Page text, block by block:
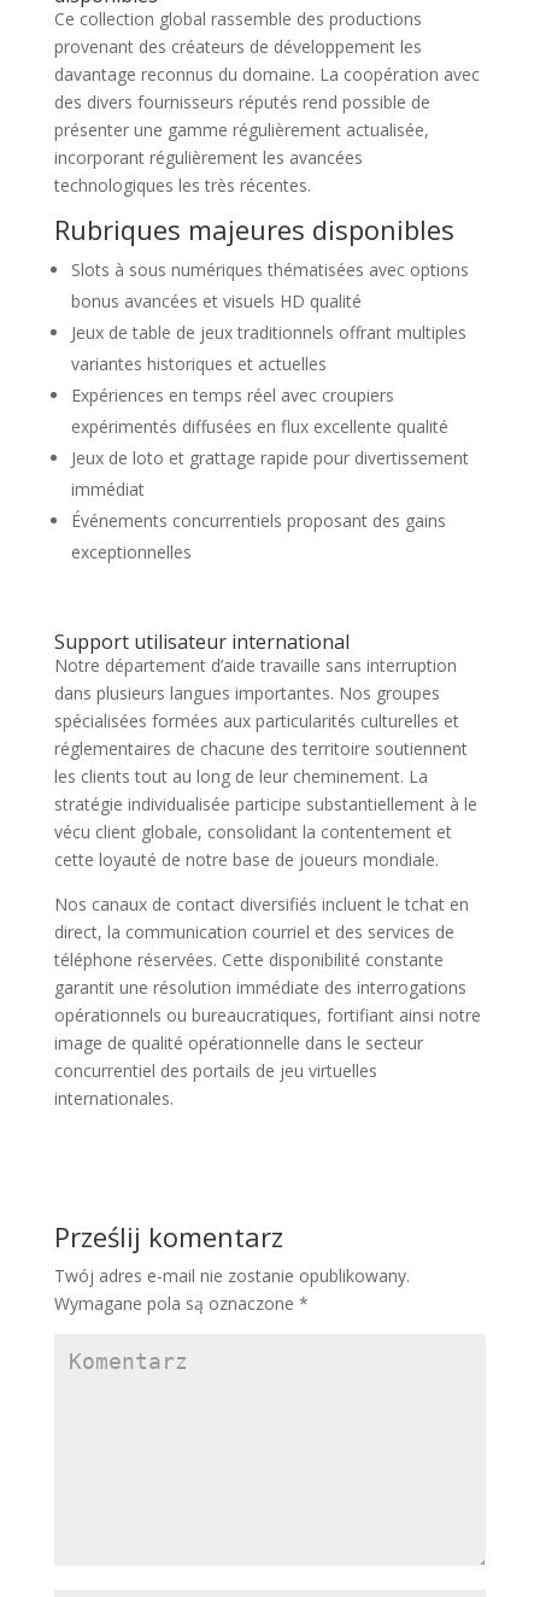
Ce collection global rassemble des productions
provenant des créateurs de développement les
davantage reconnus du domaine. La coopération avec
des divers fournisseurs réputés rend possible de
présenter une gamme régulièrement actualisée,
incorporant régulièrement les avancées
technologiques les très récentes.
Rubriques majeures disponibles
Slots à sous numériques thématisées avec options
bonus avancées et visuels HD qualité
Jeux de table de jeux traditionnels offrant multiples
variantes historiques et actuelles
Expériences en temps réel avec croupiers
expérimentés diffusées en flux excellente qualité
Jeux de loto et grattage rapide pour divertissement
immédiat
Événements concurrentiels proposant des gains
exceptionnelles
Support utilisateur international
Notre département d’aide travaille sans interruption
dans plusieurs langues importantes. Nos groupes
spécialisées formées aux particularités culturelles et
réglementaires de chacune des territoire soutiennent
les clients tout au long de leur cheminement. La
stratégie individualisée participe substantiellement à le
vécu client globale, consolidant la contentement et
cette loyauté de notre base de joueurs mondiale.
Nos canaux de contact diversifiés incluent le tchat en
direct, la communication courriel et des services de
téléphone réservées. Cette disponibilité constante
garantit une résolution immédiate des interrogations
opérationnels ou bureaucratiques, fortifiant ainsi notre
image de qualité opérationnelle dans le secteur
concurrentiel des portails de jeu virtuelles
internationales.
Prześlij komentarz
Twój adres e-mail nie zostanie opublikowany.
Wymagane pola są oznaczone *